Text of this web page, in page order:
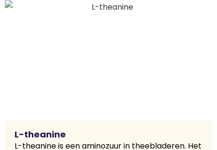
L-theanine
L-theanine is een aminozuur in theebladeren. Het